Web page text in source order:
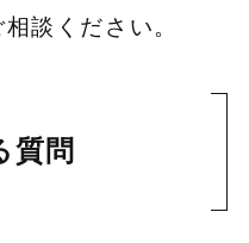
談ください。
質問